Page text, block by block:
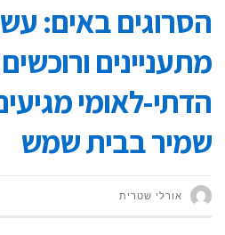
הסרוגים באים:
מתעניינים
הדתי-לאומי
שמיר בבית שמש
אורלי שטרית